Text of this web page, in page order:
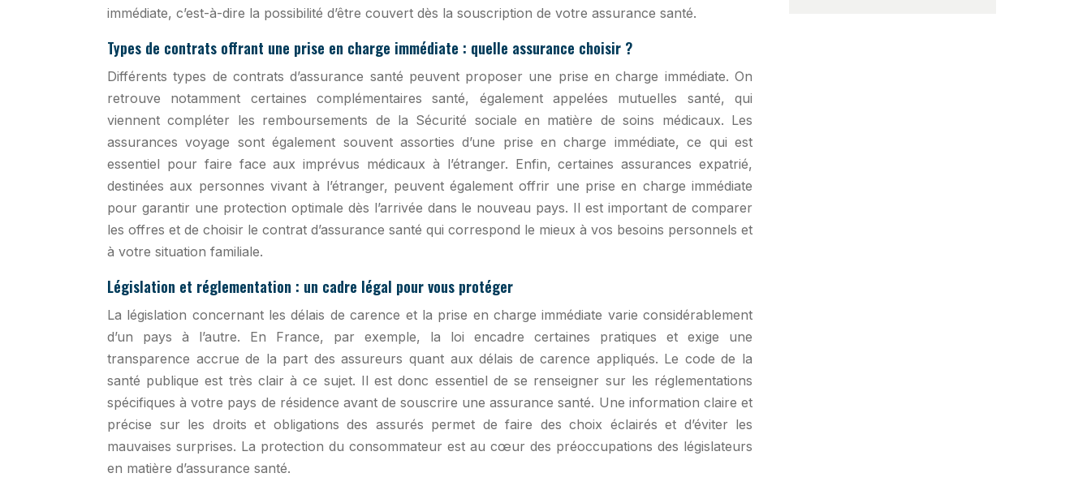
immédiate, c’est-à-dire la possibilité d’être couvert dès la souscription de votre assurance santé.
Types de contrats offrant une prise en charge immédiate : quelle assurance choisir ?
Différents types de contrats d’assurance santé peuvent proposer une prise en charge immédiate. On
retrouve notamment certaines complémentaires santé, également appelées mutuelles santé, qui
viennent compléter les remboursements de la Sécurité sociale en matière de soins médicaux. Les
assurances voyage sont également souvent assorties d’une prise en charge immédiate, ce qui est
essentiel pour faire face aux imprévus médicaux à l’étranger. Enfin, certaines assurances expatrié,
destinées aux personnes vivant à l’étranger, peuvent également offrir une prise en charge immédiate
pour garantir une protection optimale dès l’arrivée dans le nouveau pays. Il est important de comparer
les offres et de choisir le contrat d’assurance santé qui correspond le mieux à vos besoins personnels et
à votre situation familiale.
Législation et réglementation : un cadre légal pour vous protéger
La législation concernant les délais de carence et la prise en charge immédiate varie considérablement
d’un pays à l’autre. En France, par exemple, la loi encadre certaines pratiques et exige une
transparence accrue de la part des assureurs quant aux délais de carence appliqués. Le code de la
santé publique est très clair à ce sujet. Il est donc essentiel de se renseigner sur les réglementations
spécifiques à votre pays de résidence avant de souscrire une assurance santé. Une information claire et
précise sur les droits et obligations des assurés permet de faire des choix éclairés et d’éviter les
mauvaises surprises. La protection du consommateur est au cœur des préoccupations des législateurs
en matière d’assurance santé.